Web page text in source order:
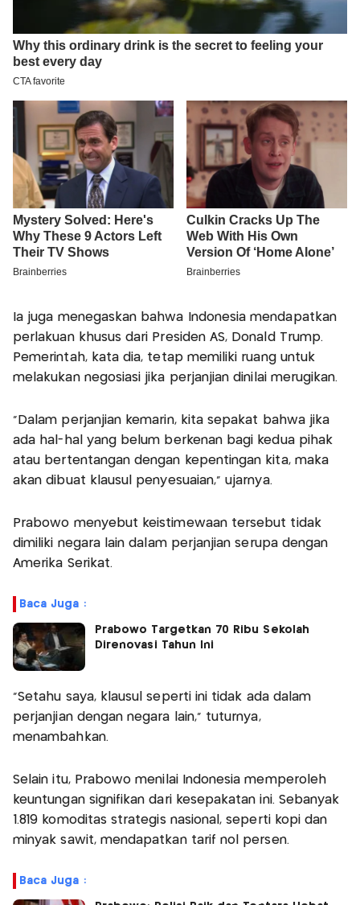
Ia juga menegaskan bahwa Indonesia mendapatkan
perlakuan khusus dari Presiden AS, Donald Trump.
Pemerintah, kata dia, tetap memiliki ruang untuk
melakukan negosiasi jika perjanjian dinilai merugikan.
“Dalam perjanjian kemarin, kita sepakat bahwa jika
ada hal-hal yang belum berkenan bagi kedua pihak
atau bertentangan dengan kepentingan kita, maka
akan dibuat klausul penyesuaian,” ujarnya.
Prabowo menyebut keistimewaan tersebut tidak
dimiliki negara lain dalam perjanjian serupa dengan
Amerika Serikat.
Baca Juga :
Prabowo Targetkan 70 Ribu Sekolah
Direnovasi Tahun Ini
“Setahu saya, klausul seperti ini tidak ada dalam
perjanjian dengan negara lain,” tuturnya,
menambahkan.
Selain itu, Prabowo menilai Indonesia memperoleh
keuntungan signifikan dari kesepakatan ini. Sebanyak
1.819 komoditas strategis nasional, seperti kopi dan
minyak sawit, mendapatkan tarif nol persen.
Baca Juga :